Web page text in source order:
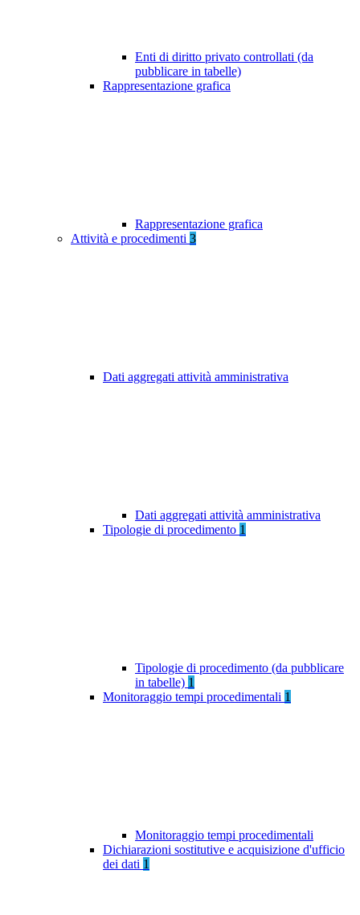
Enti di diritto privato controllati (da
pubblicare in tabelle)
Rappresentazione grafica
Rappresentazione grafica
Attività e procedimenti 3
Dati aggregati attività amministrativa
Dati aggregati attività amministrativa
Tipologie di procedimento 1
Tipologie di procedimento (da pubblicare
in tabelle) 1
Monitoraggio tempi procedimentali 1
Monitoraggio tempi procedimentali
Dichiarazioni sostitutive e acquisizione d'ufficio
dei dati 1